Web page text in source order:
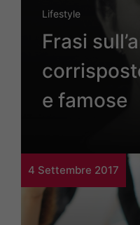
Lifestyle
Frasi
e famose
4 Settembre 2017